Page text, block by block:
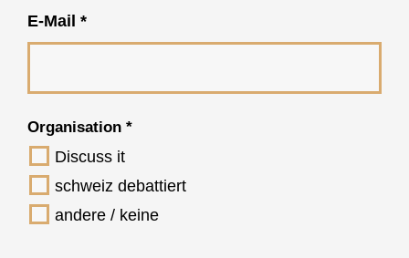
E-Mail *
Organisation *
Discuss it
schweiz debattiert
andere / keine